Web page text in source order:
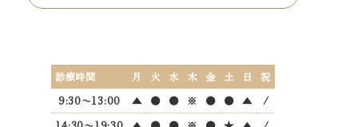
診療時間 月 火 水 木 金 土 日
祝
9:30〜13:00
▲ ● ● ※ ● ● ▲
/